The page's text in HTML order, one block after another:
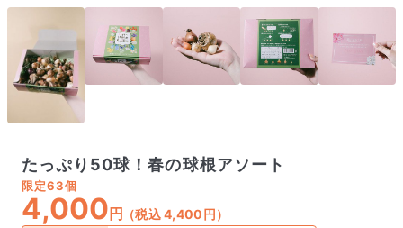
たっぷり50球！春の球根アソート
限定63個
4,000 円 （税込 4,400円）